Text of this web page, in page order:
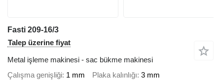
Fasti 209-16/3
Talep üzerine fiyat
Metal işleme makinesi - sac bükme makinesi
Çalışma genişliği 1 mm Plaka kalınlığı 3 mm